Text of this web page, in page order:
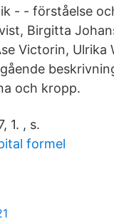
- - förståelse
Birgitta
Victorin, Ulrika
och kropp.
1. , s.
formel